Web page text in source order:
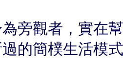
旁觀者，實在
的簡樸生活模